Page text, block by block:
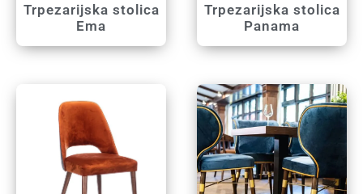
Trpezarijska stolica
Ema
Trpezarijska stolica
Panama